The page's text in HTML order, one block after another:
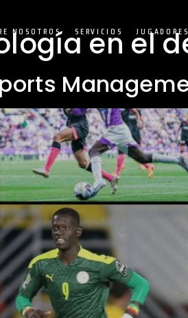
NOSOTROS SERVICIOS JUGADORES
en el